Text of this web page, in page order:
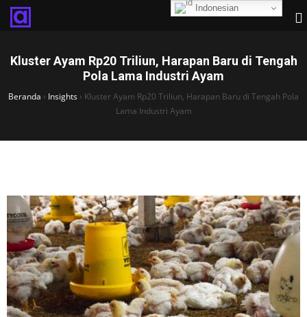
Kluster Ayam Rp20 Triliun, Harapan Baru di Tengah
Pola Lama Industri Ayam
Beranda › Insights › Kluster Ayam Rp20 Triliun, Harapan Baru di Tengah Pola
Lama Industri Ayam
Indonesian